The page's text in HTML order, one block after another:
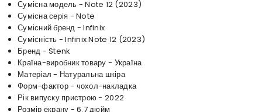
Сумісна модель - Note 12 (2023)
Сумісна серія - Note
Сумісний бренд - Infinix
Сумісність - Infinix Note 12 (2023)
Бренд - Stenk
Країна-виробник товару - Україна
Матеріал - Натуральна шкіра
Форм-фактор - чохол-накладка
Рік випуску пристрою - 2022
Розмір екрану - 6.7 дюйм